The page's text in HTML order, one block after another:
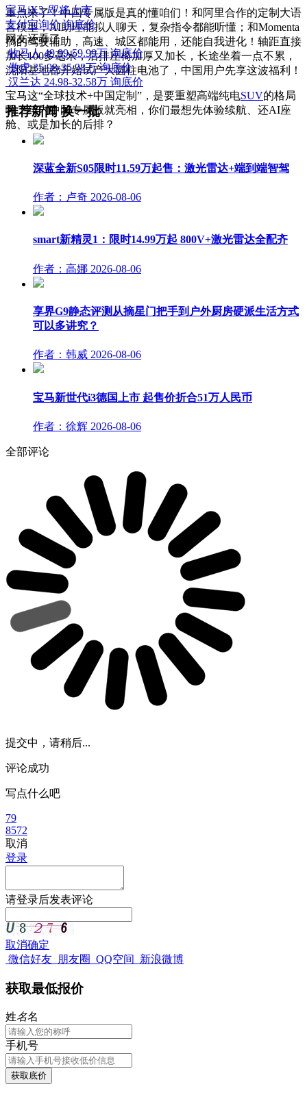
重点来了！中国专属版是真的懂咱们！和阿里合作的定制大语
言模型，AI助理能拟人聊天，复杂指令都能听懂；和Momenta
搞的驾驶辅助，高速、城区都能用，还能自我进化！轴距直接
加长100多毫米，后排座椅加厚又加长，长途坐着一点不累，
沈阳基地都开始试产大圆柱电池了，中国用户先享这波福利！
宝马这“全球技术+中国定制”，是要重塑高端纯电SUV的格局
啊！年内中国专属版就亮相，你们最想先体验续航、还AI座
舱、或是加长的后排？
宝马iX3 即将上市
支付宝询价 询底价
网友还看了
牧马人 49.99-59.99万 询底价
傲虎 35.98-35.98万 询底价
汉兰达 24.98-32.58万 询底价
推荐新闻换一批
深蓝全新S05限时11.59万起售：激光雷达+端到端智驾
作者：卢奇 2026-08-06
smart新精灵1：限时14.99万起 800V+激光雷达全配齐
作者：高娜 2026-08-06
享界G9静态评测从摘星门把手到户外厨房硬派生活方式
可以多讲究？
作者：韩威 2026-08-06
宝马新世代i3德国上市 起售价折合51万人民币
作者：徐辉 2026-08-06
全部评论
提交中，请稍后...
评论成功
写点什么吧
79
8572
取消
登录
请登录后发表评论
取消确定
微信好友 朋友圈 QQ空间 新浪微博
获取最低报价
姓名名
手机号
获取底价